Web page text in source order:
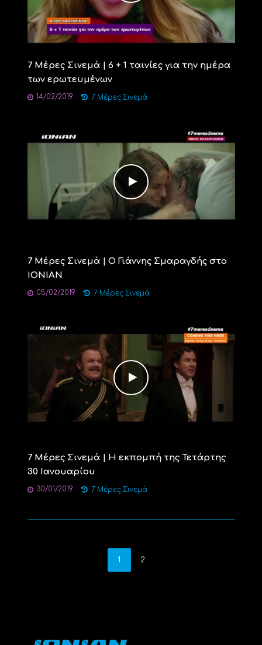
7 Μέρες Σινεμά | 6 + 1 ταινίες για την ημέρα
των ερωτευμένων
14/02/2019 7 Μέρες Σινεμά
7 Μέρες Σινεμά | Ο Γιάννης Σμαραγδής στο
ΙONIAN
05/02/2019 7 Μέρες Σινεμά
7 Μέρες Σινεμά | Η εκπομπή της Τετάρτης
30 Ιανουαρίου
30/01/2019 7 Μέρες Σινεμά
1 2